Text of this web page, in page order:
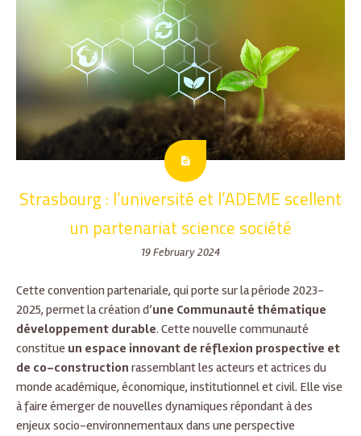
Strasbourg : l’université et l’ADEME scellent
un partenariat science société
19 February 2024
Cette convention partenariale, qui porte sur lapériode 2023-
2025, permet la création d’une Communauté thématique
développement durable. Cette nouvelle communauté
constitue un espace innovant de réflexion prospective et
de co-construction rassemblant les acteurs et actrices du
monde académique, économique, institutionnel et civil. Elle vise
à faire émerger de nouvelles dynamiques répondant à des
enjeux socio-environnementaux dans une perspective